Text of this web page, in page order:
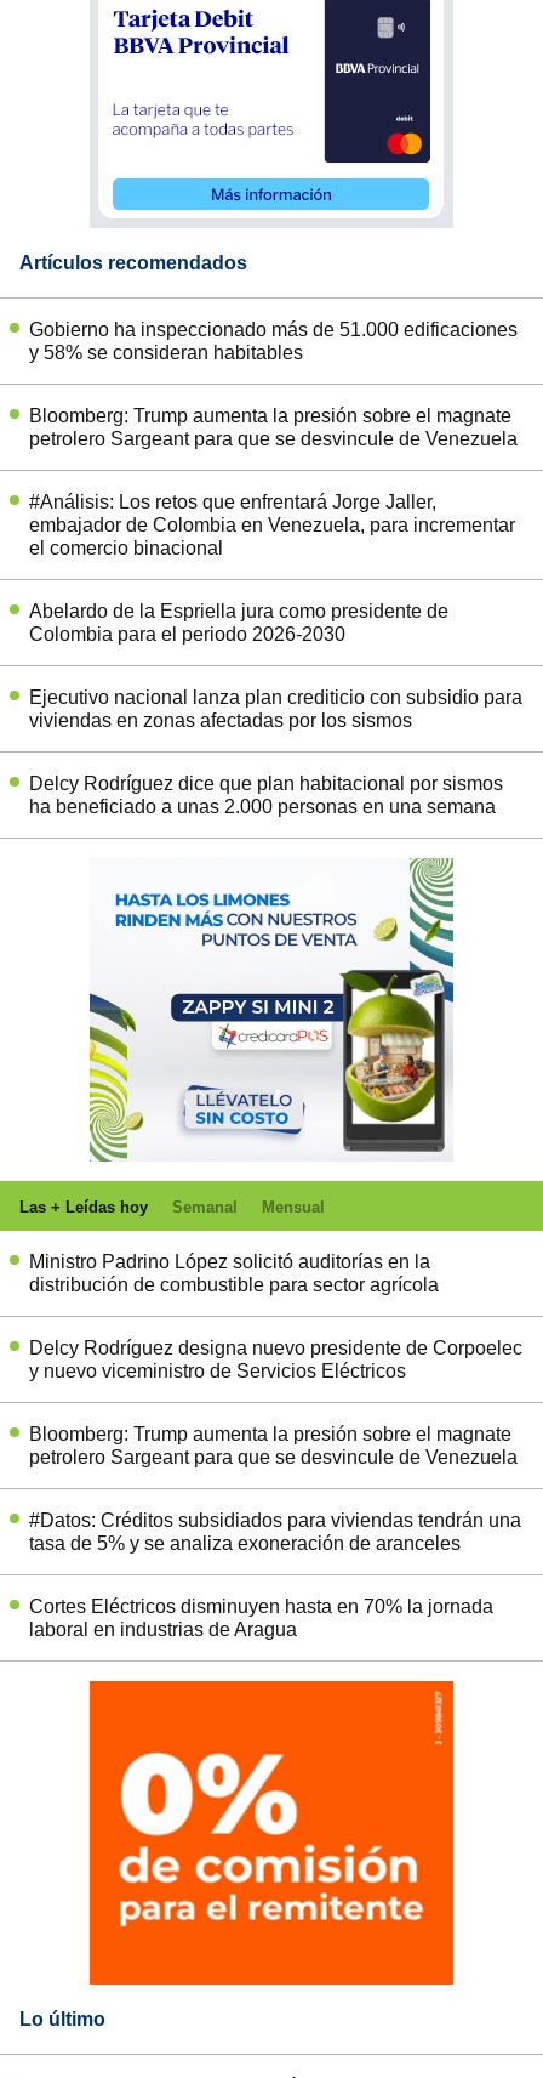
Artículos recomendados
Gobierno ha inspeccionado más de 51.000 edificaciones
y 58% se consideran habitables
Bloomberg: Trump aumenta la presión sobre el magnate
petrolero Sargeant para que se desvincule de Venezuela
#Análisis: Los retos que enfrentará Jorge Jaller,
embajador de Colombia en Venezuela, para incrementar
el comercio binacional
Abelardo de la Espriella jura como presidente de
Colombia para el periodo 2026-2030
Ejecutivo nacional lanza plan crediticio con subsidio para
viviendas en zonas afectadas por los sismos
Delcy Rodríguez dice que plan habitacional por sismos
ha beneficiado a unas 2.000 personas en una semana
Las + Leídas hoy Semanal Mensual
Ministro Padrino López solicitó auditorías en la
distribución de combustible para sector agrícola
Delcy Rodríguez designa nuevo presidente de Corpoelec
y nuevo viceministro de Servicios Eléctricos
Bloomberg: Trump aumenta la presión sobre el magnate
petrolero Sargeant para que se desvincule de Venezuela
#Datos: Créditos subsidiados para viviendas tendrán una
tasa de 5% y se analiza exoneración de aranceles
Cortes Eléctricos disminuyen hasta en 70% la jornada
laboral en industrias de Aragua
Lo último